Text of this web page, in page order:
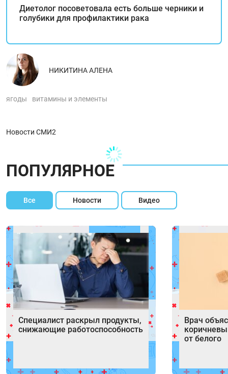
Диетолог посоветовала есть больше черники и
голубики для профилактики рака
НИКИТИНА АЛЕНА
ягоды витамины и элементы
Новости СМИ2
ПОПУЛЯРНОЕ
Все Новости Видео
Специалист раскрыл продукты,
снижающие работоспособность
Врач
от белого